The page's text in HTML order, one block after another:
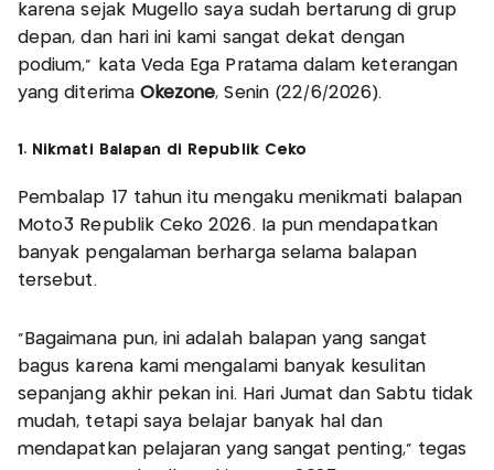
karena sejak Mugello saya sudah bertarung di grup
depan, dan hari ini kami sangat dekat dengan
podium," kata Veda Ega Pratama dalam keterangan
yang diterima Okezone, Senin (22/6/2026).
1. Nikmati Balapan di Republik Ceko
Pembalap 17 tahun itu mengaku menikmati balapan
Moto3 Republik Ceko 2026. Ia pun mendapatkan
banyak pengalaman berharga selama balapan
tersebut.
"Bagaimana pun, ini adalah balapan yang sangat
bagus karena kami mengalami banyak kesulitan
sepanjang akhir pekan ini. Hari Jumat dan Sabtu tidak
mudah, tetapi saya belajar banyak hal dan
mendapatkan pelajaran yang sangat penting,” tegas